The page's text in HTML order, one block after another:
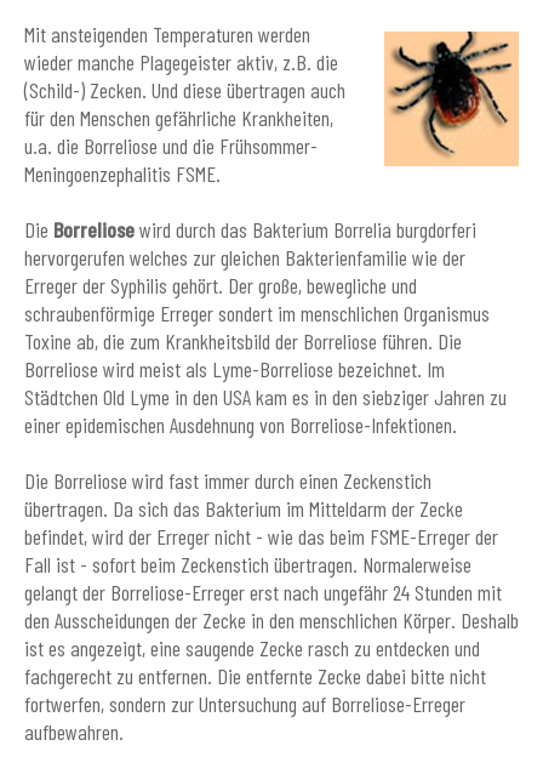
Mit ansteigenden Temperaturen werden
wieder manche Plagegeister aktiv, z.B. die
(Schild-) Zecken. Und diese übertragen auch
für den Menschen gefährliche Krankheiten,
u.a. die Borreliose und die Frühsommer-
Meningoenzephalitis FSME.
Die Borreliosewird durch das Bakterium Borrelia burgdorferi
hervorgerufen welches zur gleichen Bakterienfamilie wie der
Erreger der Syphilis gehört. Der große, bewegliche und
schraubenförmige Erreger sondert im menschlichen Organismus
Toxine ab, die zum Krankheitsbild der Borreliose führen. Die
Borreliose wird meist als Lyme-Borreliose bezeichnet. Im
Städtchen Old Lyme in den USA kam es in den siebziger Jahren zu
einer epidemischen Ausdehnung von Borreliose-Infektionen.
Die Borreliose wird fast immer durch einen Zeckenstich
übertragen. Da sich das Bakterium im Mitteldarm der Zecke
befindet, wird der Erreger nicht - wie das beim FSME-Erreger der
Fall ist - sofort beim Zeckenstich übertragen. Normalerweise
gelangt der Borreliose-Erreger erst nach ungefähr 24 Stunden mit
den Ausscheidungen der Zecke in den menschlichen Körper. Deshalb
ist es angezeigt, eine saugende Zecke rasch zu entdecken und
fachgerecht zu entfernen. Die entfernte Zecke dabei bitte nicht
fortwerfen, sondern zur Untersuchung auf Borreliose-Erreger
aufbewahren.